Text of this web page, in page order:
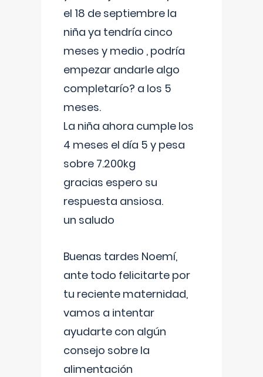
el 18 de septiembre la
niña ya tendría cinco
meses y medio , podría
empezar andarle algo
completarío? a los 5
meses.
La niña ahora cumple los
4 meses el día 5 y pesa
sobre 7.200kg
gracias espero su
respuesta ansiosa.
un saludo
Buenas tardes Noemí,
ante todo felicitarte por
tu reciente maternidad,
vamos a intentar
ayudarte con algún
consejo sobre la
alimentación